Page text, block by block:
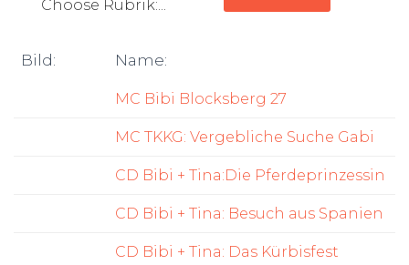
Bild: Name:
MC Bibi Blocksberg 27
MC TKKG: Vergebliche Suche Gabi
CD Bibi + Tina:Die Pferdeprinzessin
CD Bibi + Tina: Besuch aus Spanien
CD Bibi + Tina: Das Kürbisfest